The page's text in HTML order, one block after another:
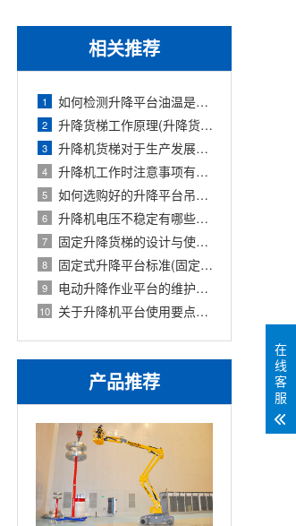
相关推荐
1 如何检测升降平台油温是否正常(升降平台
2 升降货梯工作原理(升降货梯制造厂家)
3 升降机货梯对于生产发展有哪些贡献和意
4 升降机工作时注意事项有哪些(升降机工作
5 如何选购好的升降平台吊顶(升降平台哪种
6 升降机电压不稳定有哪些危害因素(升降机
7 固定升降货梯的设计与使用说明(固定升降
8 固定式升降平台标准(固定式升降平台控制
9 电动升降作业平台的维护可应用于什么地
10 关于升降机平台使用要点介绍的说明(关于
产品推荐
在
线
客
服